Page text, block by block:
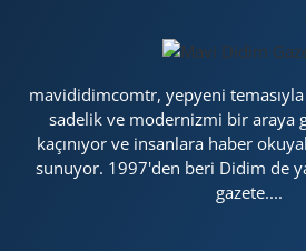
mavididimcomtr, yepyeni
sadelik ve modernizmi bir araya
kaçınıyor ve insanlara haber
sunuyor. 1997'den beri Didim de
gazete....